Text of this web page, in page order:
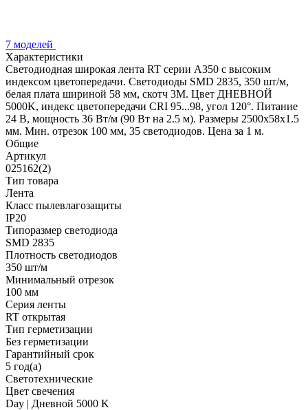
7 моделей
Характеристики
Светодиодная широкая лента RT серии A350 с высоким
индексом цветопередачи. Светодиоды SMD 2835, 350 шт/м,
белая плата шириной 58 мм, скотч 3М. Цвет ДНЕВНОЙ
5000K, индекс цветопередачи CRI 95...98, угол 120°. Питание
24 В, мощность 36 Вт/м (90 Вт на 2.5 м). Размеры 2500х58х1.5
мм. Мин. отрезок 100 мм, 35 светодиодов. Цена за 1 м.
Общие
Артикул
025162(2)
Тип товара
Лента
Класс пылевлагозащиты
IP20
Типоразмер светодиода
SMD 2835
Плотность светодиодов
350 шт/м
Минимальный отрезок
100 мм
Серия ленты
RT открытая
Тип герметизации
Без герметизации
Гарантийный срок
5 год(а)
Светотехнические
Цвет свечения
Day | Дневной 5000 K